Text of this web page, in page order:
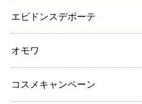
エビドンスデボーテ
オモワ
コスメキャンペーン